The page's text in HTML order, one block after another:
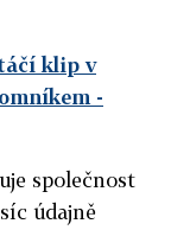
klip v
-
společnost
údajně